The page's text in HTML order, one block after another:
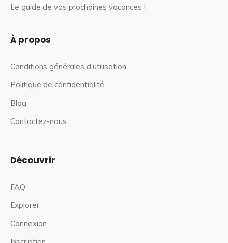
Le guide de vos prochaines vacances !
À propos
Conditions générales d’utilisation
Politique de confidentialité
Blog
Contactez-nous
Découvrir
FAQ
Explorer
Connexion